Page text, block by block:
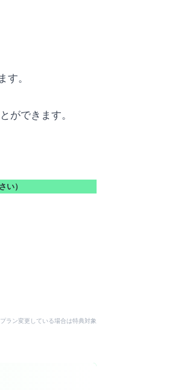
。
ができます。
）
ラン変更している場合は特典対象